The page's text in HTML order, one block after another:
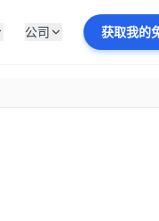
公司 获取我的